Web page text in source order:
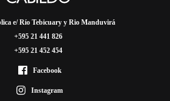
e/ Río Tebicuary y Rio Manduvirá
+595 21 441 826
+595 21 452 454
Facebook
Instagram